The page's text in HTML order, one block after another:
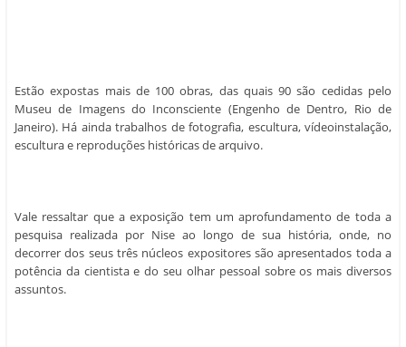
Estão expostas mais de 100 obras, das quais 90 são cedidas pelo
Museu de Imagens do Inconsciente (Engenho de Dentro, Rio de
Janeiro). Há ainda trabalhos de fotografia, escultura, vídeoinstalação,
escultura e reproduções históricas de arquivo.
Vale ressaltar que a exposição tem um aprofundamento de toda a
pesquisa realizada por Nise ao longo de sua história, onde, no
decorrer dos seus três núcleos expositores são apresentados toda a
potência da cientista e do seu olhar pessoal sobre os mais diversos
assuntos.